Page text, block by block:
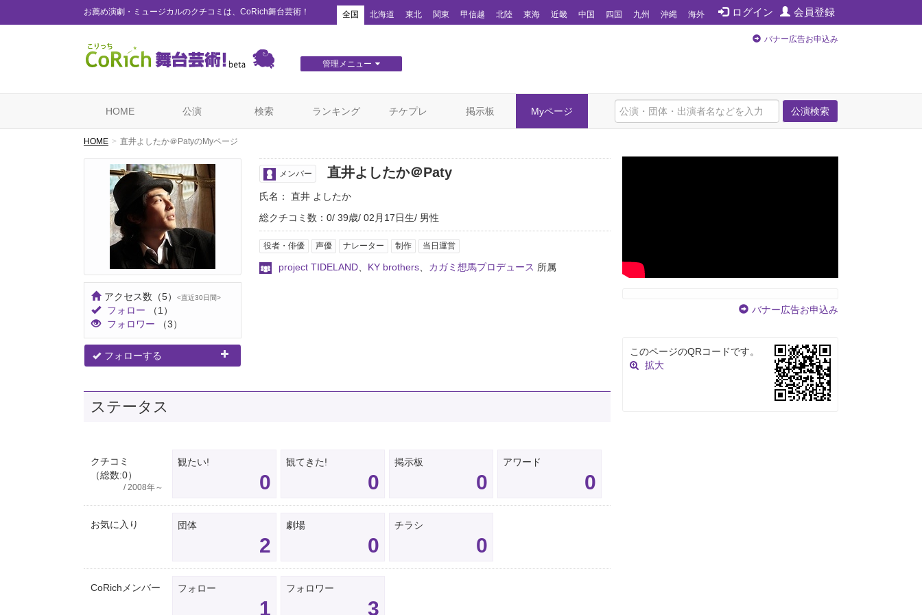
お薦め演劇・ミュージカルのクチコミは、CoRich舞台芸術！ ログイン 会員登録
全国 北海道 東北 関東 甲信越 北陸 東海 近畿 中国 四国 九州 沖縄 海外
管理メニュー
バナー広告お申込み
公演検索
HOME 公演 検索 ランキング チケプレ 掲示板 Myページ
HOME 直井よしたか＠PatyのMyページ
アクセス数 （5） <直近30日間>
フォロー
（1）
フォロワー
（3）
フォローする
メンバー 直井よしたか＠Paty
氏名： 直井 よしたか
総クチコミ数：0 39歳 02月17日生 男性
役者・俳優 声優 ナレーター 制作 当日運営
project TIDELAND KY brothers カガミ想馬プロデュース 所属
ステータス
クチコミ
（総数:0）
/ 2008年～
観たい!
0
観てきた!
0
掲示板
0
アワード
0
お気に入り 団体
2
劇場
0
チラシ
0
CoRichメンバー フォロー
1
フォロワー
3
バナー広告お申込み
このページのQRコードです。
拡大